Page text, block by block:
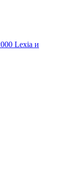
Lexia и